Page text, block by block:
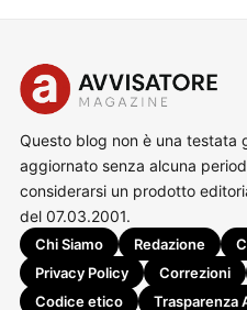
Questo blog non è una testata
aggiornato senza alcuna
considerarsi un prodotto
del 07.03.2001.
Chi Siamo Redazione
Privacy Policy
Correzioni
Codice etico
Trasparenza